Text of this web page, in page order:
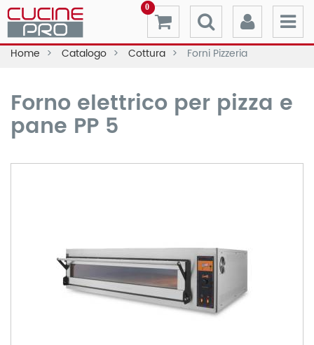
0
Home Catalogo Cottura Forni Pizzeria
Forno elettrico per pizza e
pane PP 5